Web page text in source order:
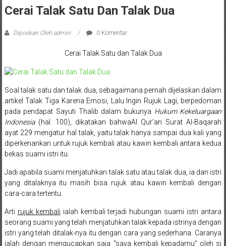
Wonosari,
Klaten,
Magelang,
Solo,
Semarang,
Jakarta,
Bali,
Surabaya,
Surakarta,
Sukoharjo,
Cerai Talak Satu Dan Talak Dua
Diposkan Oleh:admin 0 Komentar
Cerai Talak Satu dan Talak Dua
Soal talak satu dan talak dua, sebagaimana pernah dijelaskan dalam
artikel Talak Tiga Karena Emosi, Lalu Ingin Rujuk Lagi, berpedoman
pada pendapat Sayuti Thalib dalam bukunya Hukum Kekeluargaan
Indonesia (hal. 100), dikatakan bahwaAl Qur’an Surat Al-Baqarah
ayat 229 mengatur hal talak, yaitu talak hanya sampai dua kali yang
diperkenankan untuk rujuk kembali atau kawin kembali antara kedua
bekas suami istri itu.
Jadi apabila suami menjatuhkan talak satu atau talak dua, ia dan istri
yang ditalaknya itu masih bisa rujuk atau kawin kembali dengan
cara-cara tertentu.
Arti rujuk kembali ialah kembali terjadi hubungan suami istri antara
seorang suami yang telah menjatuhkan talak kepada istrinya dengan
istri yang telah ditalak-nya itu dengan cara yang sederhana. Caranya
ialah dengan mengucapkan saja “saya kembali kepadamu” oleh si